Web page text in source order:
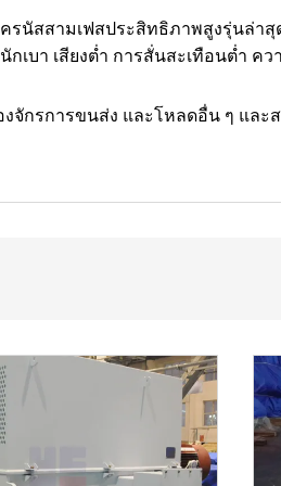
รนัสสามเฟสประสิทธิภาพสูงรุ่นล่
บา เสียงต่ำ การสั่นสะเทือนต่ำ ค
จักรการขนส่ง และโหลดอื่น ๆ และ